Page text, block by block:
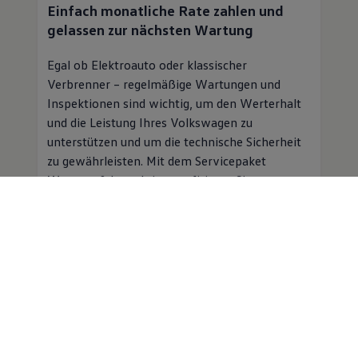
Einfach monatliche Rate zahlen und
gelassen zur nächsten Wartung
Egal ob Elektroauto oder klassischer
Verbrenner – regelmäßige Wartungen und
Inspektionen sind wichtig, um den Werterhalt
und die Leistung Ihres Volkswagen zu
unterstützen und um die technische Sicherheit
zu gewährleisten. Mit dem Servicepaket
Wartung & Inspektion profitieren Sie von